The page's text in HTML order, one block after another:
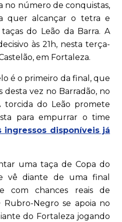
no número de conquistas,
quer alcançar o tetra e
do Leão da Barra. A
às 21h, nesta terça-
em Fortaleza.
é o primeiro da final, que
desta vez no Barradão, no
torcida do Leão promete
para empurrar o time
ingressos disponíveis já
uma taça de Copa do
vê diante de uma final
com chances reais de
Negro se apoia no
do Fortaleza jogando